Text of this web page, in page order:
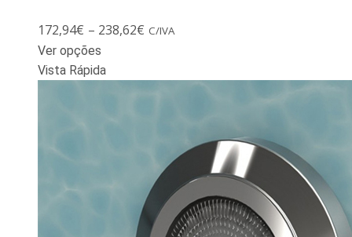
172,94€ – 238,62€ C/IVA
Ver opções
Vista Rápida